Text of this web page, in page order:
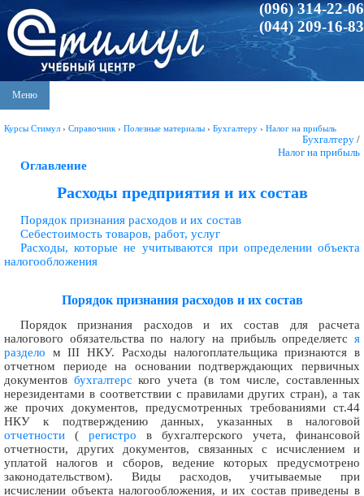
(096) 314-22-06
(044) 209-16-83
Меню
Курсы Стимул › Справочник › Полезные материалы › Бухгалтеру › Налог на прибыль
Бухгалтеру /
Налог на прибыль
Оглавление
Расходы предприятия и их состав
Порядок признания расходов и их состав
Себестоимость товаров, работ, услуг
Расходы, которые не учитываются при определении объекта
налогообложения
Порядок признания расходов и их состав
Порядок признания расходов и их состав для расчета
налогового обязательства по налогу на прибыль определяетс я
раздело м III НКУ. Расходы налогоплательщика признаются в
отчетном периоде на основании подтверждающих первичных
документов бухгалтерского учета (в том числе, составленных
нерезидентами в соответствии с правилами других стран), а так
же прочих документов, предусмотренных требованиями ст.44
НКУ к подтверждению данных, указанных в налоговой
отчетности ( регистро в бухгалтерского учета, финансовой
отчетности, других документов, связанных с исчислением и
уплатой налогов и сборов, ведение которых предусмотрено
законодательством). Виды расходов, учитываемые при
исчислении объекта налогообложения, и их состав приведены в